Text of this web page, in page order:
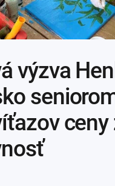
výzva
ceny